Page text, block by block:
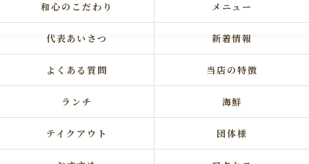
和心のこだわり メニュー
代表あいさつ 新着情報
よくある質問 当店の特徴
ランチ 海鮮
テイクアウト 団体様